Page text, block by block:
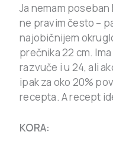
Ja nemam
ne pravim često –
najobičnijem
prečnika 22 cm.
razvuče i u 24, ali
ipak za oko 20%
recepta. A recept
KORA: